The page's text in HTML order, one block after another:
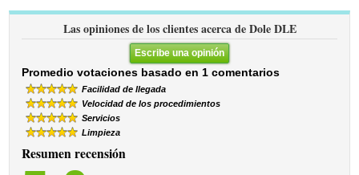
Las opiniones de los clientes acerca de Dole DLE
Escribe una opinión
Promedio votaciones basado en 1 comentarios
Facilidad de llegada
Velocidad de los procedimientos
Servicios
Limpieza
Resumen recensión